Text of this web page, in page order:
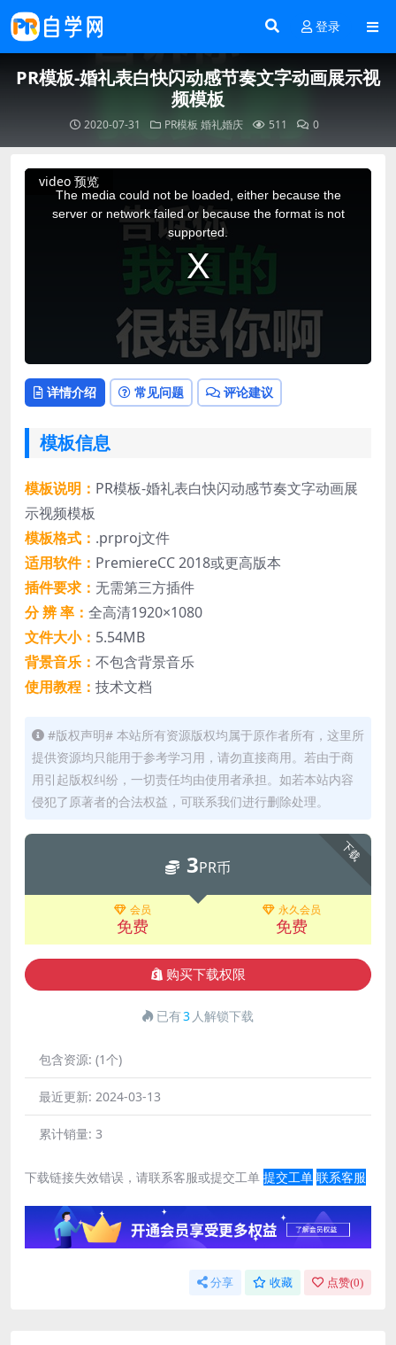
登录
PR模板-婚礼表白快闪动感节奏文字动画展示视
频模板
2020-07-31 PR模板 婚礼婚庆 511 0
video 预览
This
The media could not be loaded, either because the
server or network failed or because the format is not
supported.
详情介绍 常见问题 评论建议
模板信息
模板说明： PR模板-婚礼表白快闪动感节奏文字动画展
示视频模板
模板格式： .prproj文件
适用软件： PremiereCC 2018或更高版本
插件要求： 无需第三方插件
分 辨 率： 全高清1920×1080
文件大小： 5.54MB
背景音乐： 不包含背景音乐
使用教程： 技术文档
#版权声明# 本站所有资源版权均属于原作者所有，这里所
提供资源均只能用于参考学习用，请勿直接商用。若由于商
用引起版权纠纷，一切责任均由使用者承担。如若本站内容
侵犯了原著者的合法权益，可联系我们进行删除处理。
下载
3PR币
会员
免费
永久会员
免费
购买下载权限
已有3 人解锁下载
包含资源: (1个)
最近更新: 2024-03-13
累计销量: 3
下载链接失效错误，请联系客服或提交工单 提交工单 联系客服
分享 收藏 点赞(0)